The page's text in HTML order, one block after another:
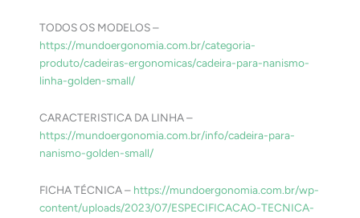
TODOS OS MODELOS –
https://mundoergonomia.com.br/categoria-
produto/cadeiras-ergonomicas/cadeira-para-nanismo-
linha-golden-small/
CARACTERISTICA DA LINHA –
https://mundoergonomia.com.br/info/cadeira-para-
nanismo-golden-small/
FICHA TÉCNICA – https://mundoergonomia.com.br/wp-
content/uploads/2023/07/ESPECIFICACAO-TECNICA-